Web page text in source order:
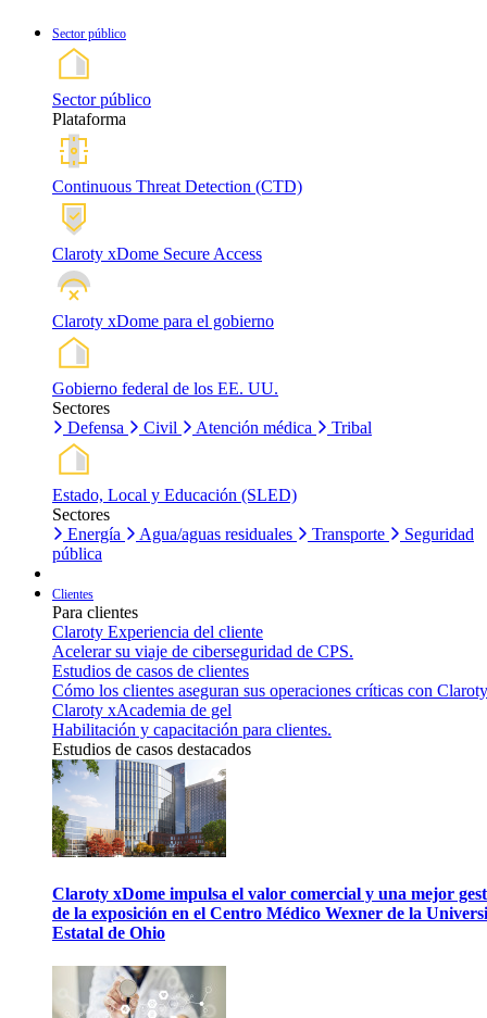
Sector público
Sector público
Plataforma
Continuous Threat Detection (CTD)
Claroty xDome Secure Access
Claroty xDome para el gobierno
Gobierno federal de los EE. UU.
Sectores
Defensa
Civil Atención médica Tribal
Estado, Local y Educación (SLED)
Sectores
Energía
Agua/aguas residuales Transporte
Seguridad
pública
Clientes
Para clientes
Claroty Experiencia del cliente
Acelerar su viaje de ciberseguridad de CPS.
Estudios de casos de clientes
Cómo los clientes aseguran sus operaciones críticas con
Claroty xAcademia de gel
Habilitación y capacitación para clientes.
Estudios de casos destacados
Claroty xDome impulsa el valor comercial y una mejor
de la exposición en el Centro Médico Wexner de la
Estatal de Ohio